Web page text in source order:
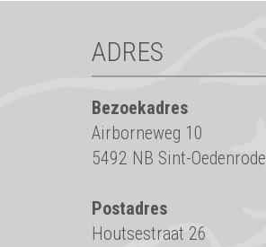
ADRES
Bezoekadres
Airborneweg 10
5492 NB Sint-Oedenrode
Postadres
Houtsestraat 26